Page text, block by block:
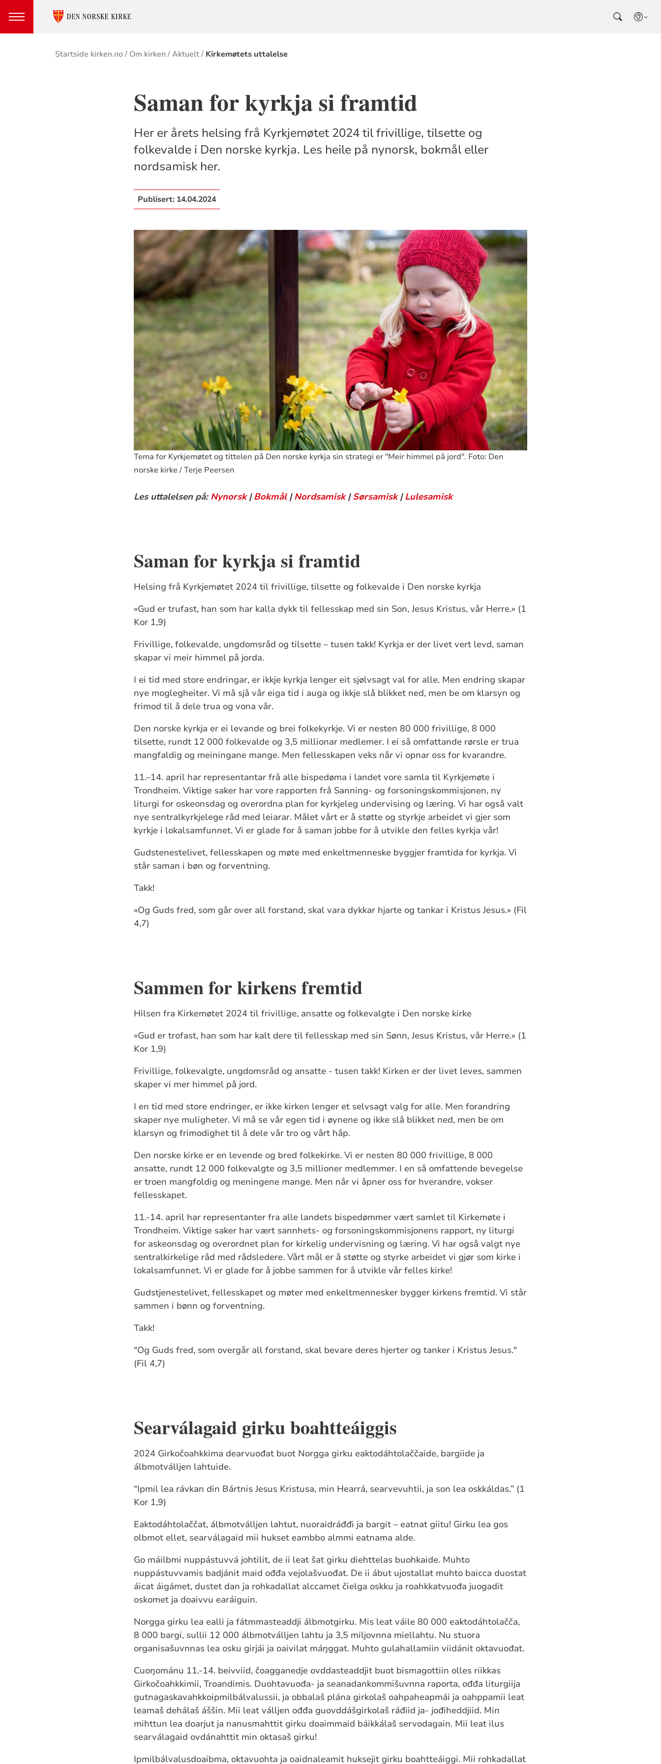
Brødsmulesti
Startside kirken.no Om kirken Aktuelt Kirkemøtets uttalelse
Saman for kyrkja si framtid
Her er årets helsing frå Kyrkjemøtet 2024 til frivillige, tilsette og
folkevalde i Den norske kyrkja. Les heile på nynorsk, bokmål eller
nordsamisk her.
Publisert: 14.04.2024
Tema for Kyrkjemøtet og tittelen på Den norske kyrkja sin strategi er "Meir himmel på jord". Foto: Den
norske kirke / Terje Peersen
Les uttalelsen på: Nynorsk|Bokmål |Nordsamisk|Sørsamisk|Lulesamisk
Saman for kyrkja si framtid
Helsing frå Kyrkjemøtet 2024 til frivillige, tilsette og folkevalde i Den norske kyrkja
«Gud er trufast, han som har kalla dykk til fellesskap med sin Son, Jesus Kristus, vår Herre.» (1
Kor 1,9)
Frivillige, folkevalde, ungdomsråd og tilsette – tusen takk! Kyrkja er der livet vert levd, saman
skapar vi meir himmel på jorda.
I ei tid med store endringar, er ikkje kyrkja lenger eit sjølvsagt val for alle. Men endring skapar
nye moglegheiter. Vi må sjå vår eiga tid i auga og ikkje slå blikket ned, men be om klarsyn og
frimod til å dele trua og vona vår.
Den norske kyrkja er ei levande og brei folkekyrkje. Vi er nesten 80 000 frivillige, 8 000
tilsette, rundt 12 000 folkevalde og 3,5 millionar medlemer. I ei så omfattande rørsle er trua
mangfaldig og meiningane mange. Men fellesskapen veks når vi opnar oss for kvarandre.
11.–14. april har representantar frå alle bispedøma i landet vore samla til Kyrkjemøte i
Trondheim. Viktige saker har vore rapporten frå Sanning- og forsoningskommisjonen, ny
liturgi for oskeonsdag og overordna plan for kyrkjeleg undervising og læring. Vi har også valt
nye sentralkyrkjelege råd med leiarar. Målet vårt er å støtte og styrkje arbeidet vi gjer som
kyrkje i lokalsamfunnet. Vi er glade for å saman jobbe for å utvikle den felles kyrkja vår!
Gudstenestelivet, fellesskapen og møte med enkeltmenneske byggjer framtida for kyrkja. Vi
står saman i bøn og forventning.
Takk!
«Og Guds fred, som går over all forstand, skal vara dykkar hjarte og tankar i Kristus Jesus.» (Fil
4,7)
Sammen for kirkens fremtid
Hilsen fra Kirkemøtet 2024 til frivillige, ansatte og folkevalgte i Den norske kirke
«Gud er trofast, han som har kalt dere til fellesskap med sin Sønn, Jesus Kristus, vår Herre.» (1
Kor 1,9)
Frivillige, folkevalgte, ungdomsråd og ansatte - tusen takk! Kirken er der livet leves, sammen
skaper vi mer himmel på jord.
I en tid med store endringer, er ikke kirken lenger et selvsagt valg for alle. Men forandring
skaper nye muligheter. Vi må se vår egen tid i øynene og ikke slå blikket ned, men be om
klarsyn og frimodighet til å dele vår tro og vårt håp.
Den norske kirke er en levende og bred folkekirke. Vi er nesten 80 000 frivillige, 8 000
ansatte, rundt 12 000 folkevalgte og 3,5 millioner medlemmer. I en så omfattende bevegelse
er troen mangfoldig og meningene mange. Men når vi åpner oss for hverandre, vokser
fellesskapet.
11.-14. april har representanter fra alle landets bispedømmer vært samlet til Kirkemøte i
Trondheim. Viktige saker har vært sannhets- og forsoningskommisjonens rapport, ny liturgi
for askeonsdag og overordnet plan for kirkelig undervisning og læring. Vi har også valgt nye
sentralkirkelige råd med rådsledere. Vårt mål er å støtte og styrke arbeidet vi gjør som kirke i
lokalsamfunnet. Vi er glade for å jobbe sammen for å utvikle vår felles kirke!
Gudstjenestelivet, fellesskapet og møter med enkeltmennesker bygger kirkens fremtid. Vi står
sammen i bønn og forventning.
Takk!
"Og Guds fred, som overgår all forstand, skal bevare deres hjerter og tanker i Kristus Jesus."
(Fil 4,7)
Searválagaid girku boahtteáiggis
2024 Girkočoahkkima dearvuođat buot Norgga girku eaktodáhtolaččaide, bargiide ja
álbmotválljen lahtuide.
“Ipmil lea rávkan din Bártnis Jesus Kristusa, min Hearrá, searvevuhtii, ja son lea oskkáldas.” (1
Kor 1,9)
Eaktodáhtolaččat, álbmotválljen lahtut, nuoraidráđđi ja bargit – eatnat giitu! Girku lea gos
olbmot ellet, searválagaid mii hukset eambbo almmi eatnama alde.
Go máilbmi nuppástuvvá johtilit, de ii leat šat girku diehttelas buohkaide. Muhto
nuppástuvvamis badjánit maid ođđa vejolašvuođat. De ii ábut ujostallat muhto baicca duostat
áicat áigámet, dustet dan ja rohkadallat alccamet čielga oskku ja roahkkatvuođa juogadit
oskomet ja doaivvu earáiguin.
Norgga girku lea ealli ja fátmmasteaddji álbmotgirku. Mis leat váile 80 000 eaktodáhtolačča,
8 000 bargi, sullii 12 000 álbmotválljen lahtu ja 3,5 miljovnna miellahtu. Nu stuora
organisašuvnnas lea osku girjái ja oaivilat máŋggat. Muhto gulahallamiin viidánit oktavuođat.
Cuoŋománu 11.-14. beivviid, čoagganedje ovddasteaddjit buot bismagottiin olles riikkas
Girkočoahkkimii, Troandimis. Duohtavuođa- ja seanadankommišuvnna raporta, ođđa liturgiija
gutnagaskavahkkoipmilbálvalussii, ja obbalaš plána girkolaš oahpaheapmái ja oahppamii leat
leamaš dehálaš áššin. Mii leat válljen ođđa guovddášgirkolaš ráđiid ja- jođiheddjiid. Min
mihttun lea doarjut ja nanusmahttit girku doaimmaid báikkálaš servodagain. Mii leat ilus
searválagaid ovdánahttit min oktasaš girku!
Ipmilbálvalusdoaibma, oktavuohta ja oaidnaleamit huksejit girku boahtteáiggi. Mii rohkadallat